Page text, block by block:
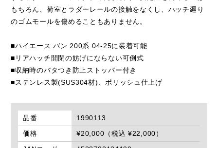
もちろん、荷室とラダーレールの接触をなくし、ハッチ廻り
のゴムモールを傷めることもありません。
■ハイエース バン 200系 04-25に装着可能
■リアハッチ開閉の妨げにならない可倒式
■収納時のバタつき防止ストッパー付き
■ステンレス製(SUS304材)、ポリッシュ仕上げ
品番
1990113
価格
¥20,000（税込 ¥22,000）